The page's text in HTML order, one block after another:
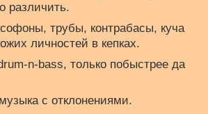
различить.
трубы, контрабасы, куча
личностей в кепках.
n-bass, только побыстрее да
с отклонениями.